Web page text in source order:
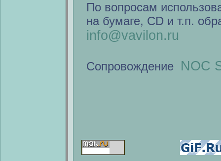
По вопросам
на бумаге, CD и т.п.
info@vavilon.ru
Сопровождение NOC